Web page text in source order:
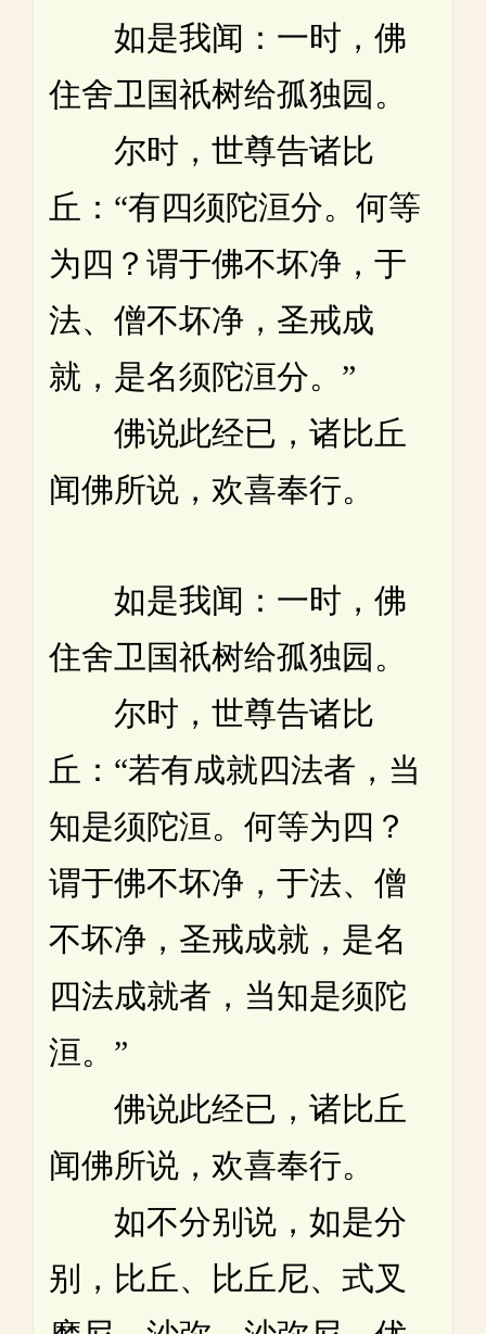
如是我闻：一时，佛
住舍卫国祇树给孤独园。
尔时，世尊告诸比
丘：“有四须陀洹分。何等
为四？谓于佛不坏净，于
法、僧不坏净，圣戒成
就，是名须陀洹分。”
佛说此经已，诸比丘
闻佛所说，欢喜奉行。
如是我闻：一时，佛
住舍卫国祇树给孤独园。
尔时，世尊告诸比
丘：“若有成就四法者，当
知是须陀洹。何等为四？
谓于佛不坏净，于法、僧
不坏净，圣戒成就，是名
四法成就者，当知是须陀
洹。”
佛说此经已，诸比丘
闻佛所说，欢喜奉行。
如不分别说，如是分
别，比丘、比丘尼、式叉